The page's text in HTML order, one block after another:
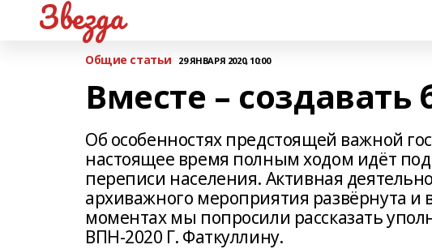
Звезда
Общие статьи 29 ЯНВАРЯ 2020, 10:00
Вместе – создавать
Об особенностях предстоящей важной
настоящее время полным ходом идёт
переписи населения. Активная
архиважного мероприятия развёрнута
моментах мы попросили рассказать
ВПН-2020 Г. Фаткуллину.